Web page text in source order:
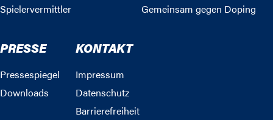
Spielervermittler
Gemeinsam gegen Doping
PRESSE
Pressespiegel
Downloads
KONTAKT
Impressum
Datenschutz
Barrierefreiheit